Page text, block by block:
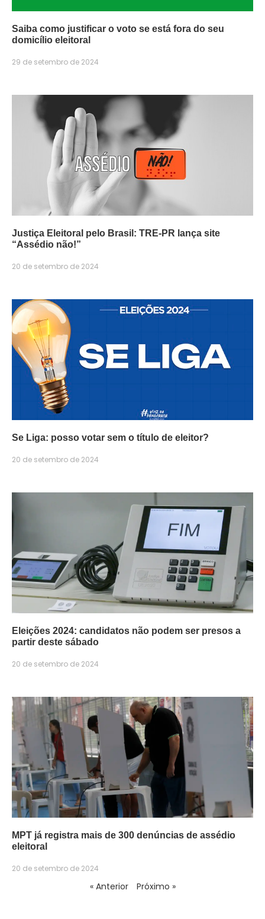
Saiba como justificar o voto se está fora do seu
domicílio eleitoral
29 de setembro de 2024
Justiça Eleitoral pelo Brasil: TRE-PR lança site
“Assédio não!”
20 de setembro de 2024
Se Liga: posso votar sem o título de eleitor?
20 de setembro de 2024
Eleições 2024: candidatos não podem ser presos a
partir deste sábado
20 de setembro de 2024
MPT já registra mais de 300 denúncias de assédio
eleitoral
20 de setembro de 2024
« Anterior Próximo »